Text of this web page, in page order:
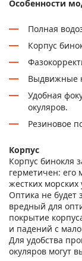
Особенности
Полная
Корпус
Выдвижные
Удобная
окуляров.
Резиновое
Корпус
Корпус бинокля
герметичен: его
жестких
Оптика не будет
вредный для
покрытие
и падений с
Для удобства
окуляров могут